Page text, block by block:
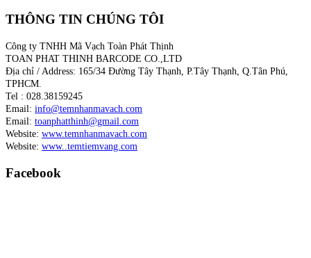
THÔNG TIN CHÚNG TÔI
Công ty TNHH Mã Vạch Toàn Phát Thịnh
TOAN PHAT THINH BARCODE CO.,LTD
Địa chỉ / Address: 165/34 Đường Tây Thạnh, P.Tây Thạnh, Q.Tân Phú,
TPHCM.
Tel : 028.38159245
Email: info@temnhanmavach.com
Email: toanphatthinh@gmail.com
Website: www.temnhanmavach.com
Website: www..temtiemvang.com
Facebook